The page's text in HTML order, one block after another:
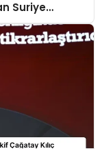
Suriye